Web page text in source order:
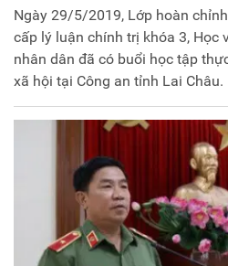
Ngày 29/5/2019, Lớp hoàn
cấp lý luận chính trị khóa 3, Học
nhân dân đã có buổi học tập
xã hội tại Công an tỉnh Lai Châu.